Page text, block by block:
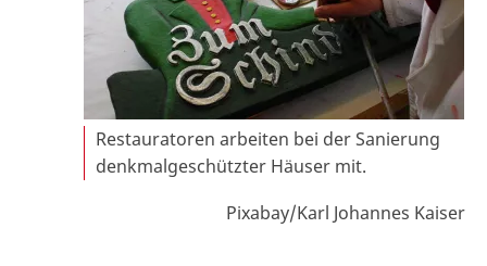
Restauratoren arbeiten bei der Sanierung
denkmalgeschützter Häuser mit.
Pixabay/Karl Johannes Kaiser